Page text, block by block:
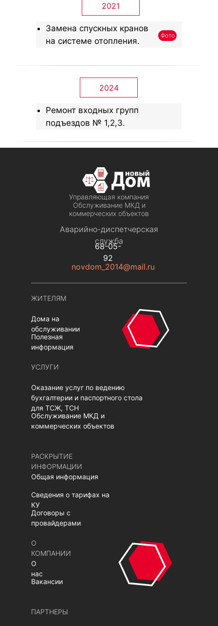
Замена спускных кранов
на системе отопления.
Фото
2021
Ремонт входных групп
подъездов № 1,2,3.
2024
ЖИТЕЛЯМ
Полезная
информация
Дома на
обслуживании
УСЛУГИ
Обслуживание МКД и
коммерческих объектов
Оказание услуг по ведению
бухгалтерии и паспортного стола
для ТСЖ, ТСН
РАСКРЫТИЕ
ИНФОРМАЦИИ
Сведения о тарифах на
КУ
Общая информация
Договоры с
провайдерами
Аварийно-диспетчерская
служба
68-05-
92
О
КОМПАНИИ
Вакансии
О
нас
ПАРТНЕРЫ
Управляющая компания
Обслуживание МКД и
коммерческих объектов
novdom_2014@mail.ru